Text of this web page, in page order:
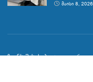
ᲛᲐᲘᲡᲘ 8, 2026
ჩვენს შესახებ გალერეა